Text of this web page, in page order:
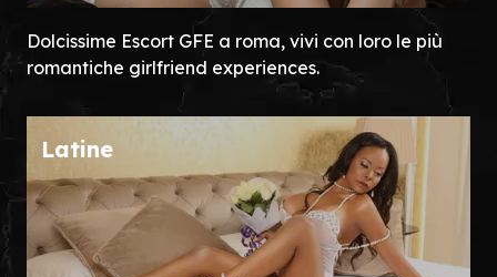
Dolcissime Escort GFE a roma, vivi con loro le più
romantiche girlfriend experiences.
Latine